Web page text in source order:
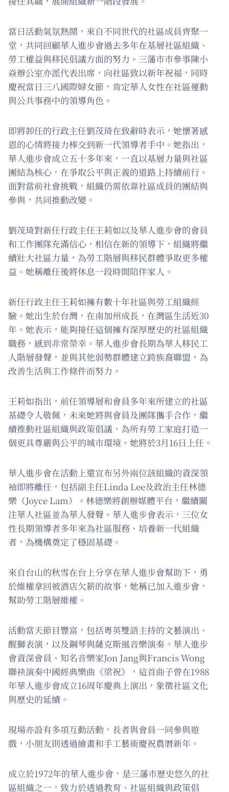
當日活動氣氛熱鬧，來自不同世代的社區成員齊聚一
堂，共同回顧華人進步會過去多年在基層社區組織、
勞工權益與移民倡議方面的努力。三藩市市參事陳小
焱辦公室亦派代表出席，向社區致以新年祝福，同時
慶祝當日三八國際婦女節，肯定華人女性在社區運動
與公共事務中的領導角色。
即將卸任的行政主任劉茂琦在致辭時表示，她懷著感
恩的心情將接力棒交到新一代領導者手中。她指出，
華人進步會成立五十多年來，一直以基層力量與社區
團結為核心，在爭取公平與正義的道路上持續前行。
面對當前社會挑戰，組織仍需依靠社區成員的團結與
參與，共同推動改變。
劉茂琦對新任行政主任王莉如以及華人進步會的會員
和工作團隊充滿信心，相信在新的領導下，組織將繼
續壯大社區力量，為勞工階層與移民群體爭取更多權
益。她稱離任後將休息一段時間陪伴家人。
新任行政主任王莉如擁有數十年社區與勞工組織經
驗。她出生於台灣，在南加州成長，在灣區生活近30
年。她表示，能夠接任這個擁有深厚歷史的社區組織
職務，感到非常榮幸。華人進步會長期為華人移民工
人階層發聲，並與其他弱勢群體建立跨族裔聯盟，為
改善生活與工作條件而努力。
王莉如指出，前任領導層和會員多年來所建立的社區
基礎令人敬佩，未來她將與會員及團隊攜手合作，繼
續推動社區組織與政策倡議，為所有勞工家庭打造一
個更具尊嚴與公平的城市環境。她將於3月16日上任。
華人進步會在活動上還宣布另外兩位該組織的資深領
袖即將離任，包括副主任Linda Lee及政治主任林德
樂（Joyce Lam）。林德樂將創辦媒體平台，繼續關
注華人社區並為華人發聲。華人進步會表示，三位女
性長期領導者多年來為社區服務、培養新一代組織
者，為機構奠定了穩固基礎。
來自台山的秋雪在台上分享在華人進步會幫助下，勇
於維權拿回被酒店欠薪的故事，她稱已加入進步會，
幫助勞工階層維權。
活動當天節目豐富，包括粵英雙語主持的文藝演出、
醒獅表演，以及鋼琴與薩克斯風音樂演奏。華人進步
會資深會員、知名音樂家Jon Jang與Francis Wong
聯袂演奏中國經典樂曲《梁祝》，這首曲子曾在1988
年華人進步會成立16周年慶典上演出，象徵社區文化
與歷史的延續。
現場亦設有多項互動活動，長者與會員一同參與遊
戲，小朋友則透過繪畫和手工藝術慶祝農曆新年。
成立於1972年的華人進步會，是三藩市歷史悠久的社
區組織之一，致力於透過教育、社區組織與政策倡